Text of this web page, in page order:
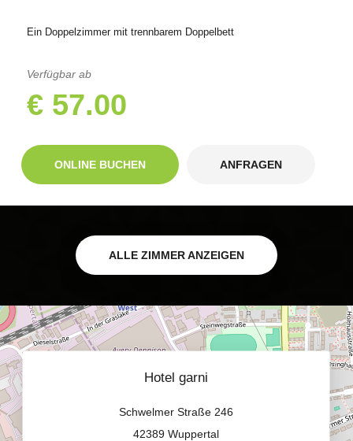
Ein Doppelzimmer mit trennbarem Doppelbett
Verfügbar ab
€ 57.00
ONLINE BUCHEN ANFRAGEN
ALLE ZIMMER ANZEIGEN
Hotel garni
Schwelmer Straße 246
42389 Wuppertal